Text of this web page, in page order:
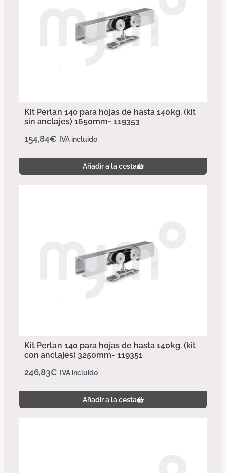
Kit Perlan 140 para hojas de hasta 140kg. (kit
sin anclajes) 1650mm- 119353
154,84€ IVA incluido
Añadir a la cesta
Kit Perlan 140 para hojas de hasta 140kg. (kit
con anclajes) 3250mm- 119351
246,83€ IVA incluido
Añadir a la cesta